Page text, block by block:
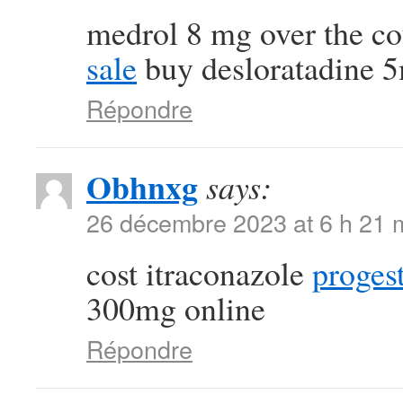
medrol 8 mg over the
sale buy desloratadine
Répondre
Obhnxgsays:
26 décembre 2023 at 6 h 21
cost itraconazole
300mg online
Répondre